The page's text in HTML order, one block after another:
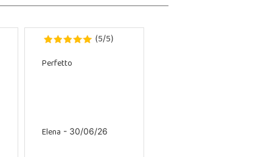
(5/5)
Perfetto
Elena - 30/06/26